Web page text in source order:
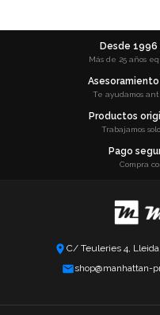
Desde
Más de 25 años
Te ayudamos
Productos
Trabajamos
Pago
Compra
C/ Teuleries 4,
shop@manhattan-